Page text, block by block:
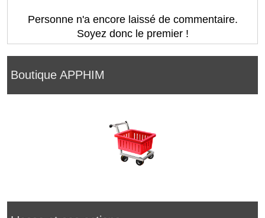
Boutique APPHIM
Personne n'a encore laissé de commentaire.
Soyez donc le premier !